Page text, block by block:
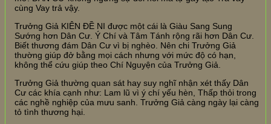
cùng Vay trả vậy.
Trưởng Giả KIÊN ĐỀ NI được một cái là Giàu Sang Sung
Sướng hơn Dân Cư. Ý Chí và Tâm Tánh rộng rãi hơn Dân Cư.
Biết thương đám Dân Cư vì bị nghèo. Nên chi Trưởng Giả
thường giúp đở bằng mọi cách nhưng với mức độ có hạn,
không thể cứu giúp theo Chí Nguyện của Trưởng Giả.
Trưởng Giả thường quan sát hay suy nghĩ nhận xét thấy Dân
Cư các khía cạnh như: Lam lũ vì ý chí yếu hèn, Thấp thỏi trong
các nghề nghiệp của mưu sanh. Trưởng Giả càng ngày lại càng
tỏ tình thương hại.